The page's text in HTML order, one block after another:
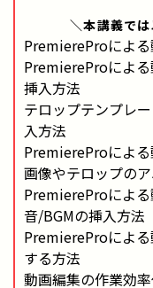
＼本講義では
PremiereProによ
PremiereProによ
挿入方法
テロップテンプレ
入方法
PremiereProによ
画像やテロップの
PremiereProによ
音/BGMの挿入方法
PremiereProによ
する方法
動画編集の作業効